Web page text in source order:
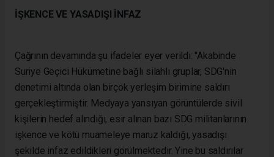
İŞKENCE VE YASADIŞI İNFAZ
Çağrının devamında şu ifadeler eyer verildi: "Akabinde
Suriye Geçici Hükümetine bağlı silahlı gruplar, SDG'nin
denetimi altında olan birçok yerleşim birimine saldırı
gerçekleştirmiştir. Medyaya yansıyan görüntülerde sivil
kişilerin hedef alındığı, esir alınan bazı SDG militanlarının
işkence ve kötü muameleye maruz kaldığı, yasadışı
şekilde infaz edildikleri görülmektedir. Yine bu saldırılar